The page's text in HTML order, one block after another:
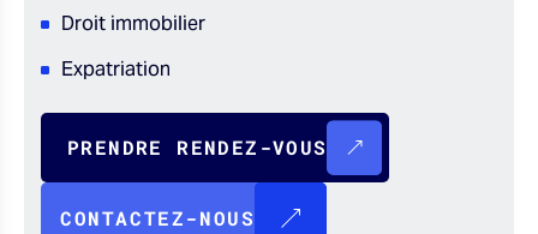
Droit immobilier
Expatriation
PRENDRE RENDEZ-VOUS
CONTACTEZ-NOUS